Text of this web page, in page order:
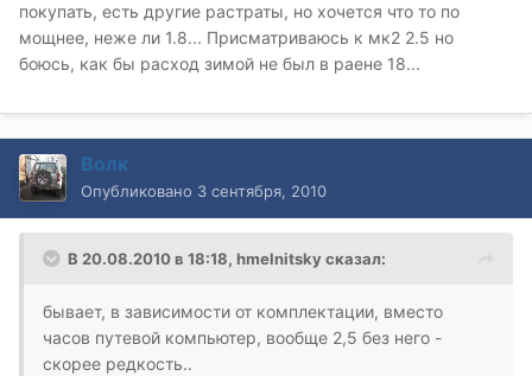
покупать, есть другие растраты, но хочется что то по
мощнее, неже ли 1.8... Присматриваюсь к мк2 2.5 но
боюсь, как бы расход зимой не был в раене 18...
Волк
Опубликовано 3 сентября, 2010
В 20.08.2010 в 18:18, hmelnitsky сказал:
бывает, в зависимости от комплектации, вместо
часов путевой компьютер, вообще 2,5 без него -
скорее редкость..